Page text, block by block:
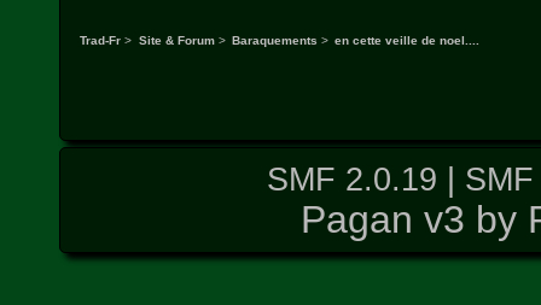
Trad-Fr > Site & Forum> Baraquements > en cette veille de noel....
SMF 2.0.19
Pagan v3 by